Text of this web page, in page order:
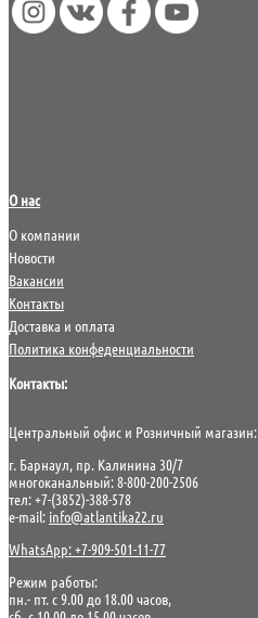
О нас
О компании
Новости
Вакансии
Контакты
Доставка и оплата
Политика конфеденциальности
Контакты:
Центральный офис и Розничный магазин:
г. Барнаул, пр. Калинина 30/7
многоканальный: 8-800-200-2506
тел: +7-(3852)-388-578
e-mail: info@atlantika22.ru
WhatsApp: +7-909-501-11-77
Режим работы:
пн.- пт. с 9.00 до 18.00 часов,